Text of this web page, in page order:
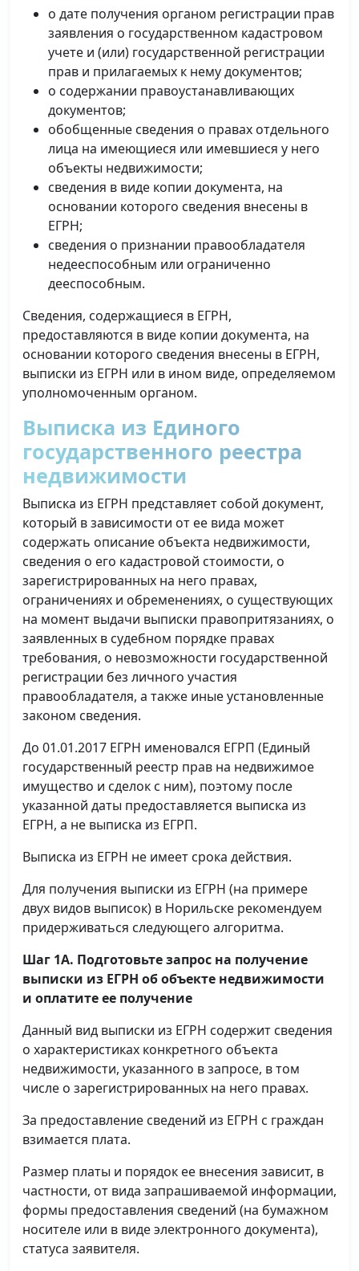
о дате получения органом регистрации прав
заявления о государственном кадастровом
учете и (или) государственной регистрации
прав и прилагаемых к нему документов;
о содержании правоустанавливающих
документов;
обобщенные сведения о правах отдельного
лица на имеющиеся или имевшиеся у него
объекты недвижимости;
сведения в виде копии документа, на
основании которого сведения внесены в
ЕГРН;
сведения о признании правообладателя
недееспособным или ограниченно
дееспособным.
Сведения, содержащиеся в ЕГРН,
предоставляются в виде копии документа, на
основании которого сведения внесены в ЕГРН,
выписки из ЕГРН или в ином виде, определяемом
уполномоченным органом.
Выписка из Единого
государственного реестра
недвижимости
Выписка из ЕГРН представляет собой документ,
который в зависимости от ее вида может
содержать описание объекта недвижимости,
сведения о его кадастровой стоимости, о
зарегистрированных на него правах,
ограничениях и обременениях, о существующих
на момент выдачи выписки правопритязаниях, о
заявленных в судебном порядке правах
требования, о невозможности государственной
регистрации без личного участия
правообладателя, а также иные установленные
законом сведения.
До 01.01.2017 ЕГРН именовался ЕГРП (Единый
государственный реестр прав на недвижимое
имущество и сделок с ним), поэтому после
указанной даты предоставляется выписка из
ЕГРН, а не выписка из ЕГРП.
Выписка из ЕГРН не имеет срока действия.
Для получения выписки из ЕГРН (на примере
двух видов выписок) в Норильске рекомендуем
придерживаться следующего алгоритма.
Шаг 1А. Подготовьте запрос на получение
выписки из ЕГРН об объекте недвижимости
и оплатите ее получение
Данный вид выписки из ЕГРН содержит сведения
о характеристиках конкретного объекта
недвижимости, указанного в запросе, в том
числе о зарегистрированных на него правах.
За предоставление сведений из ЕГРН с граждан
взимается плата.
Размер платы и порядок ее внесения зависит, в
частности, от вида запрашиваемой информации,
формы предоставления сведений (на бумажном
носителе или в виде электронного документа),
статуса заявителя.